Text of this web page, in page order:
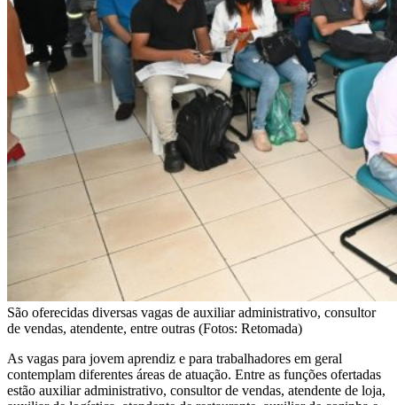
São oferecidas diversas vagas de auxiliar administrativo, consultor
de vendas, atendente, entre outras (Fotos: Retomada)
As vagas para jovem aprendiz e para trabalhadores em geral
contemplam diferentes áreas de atuação. Entre as funções ofertadas
estão auxiliar administrativo, consultor de vendas, atendente de loja,